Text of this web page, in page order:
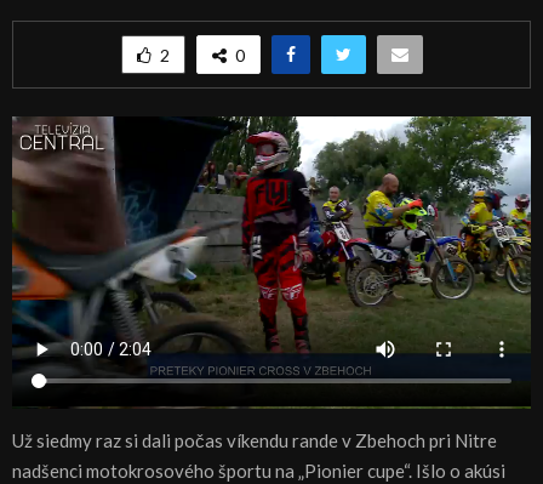
2 0
Už siedmy raz si dali počas víkendu rande v Zbehoch pri Nitre
nadšenci motokrosového športu na „Pionier cupe“. Išlo o akúsi